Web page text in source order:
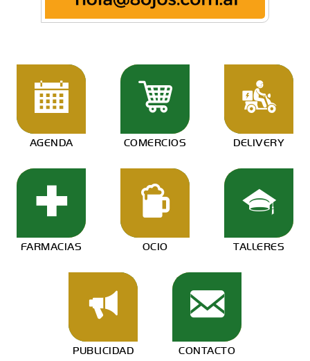
AGENDA COMERCIOS DELIVERY
FARMACIAS OCIO TALLERES
PUBLICIDAD CONTACTO